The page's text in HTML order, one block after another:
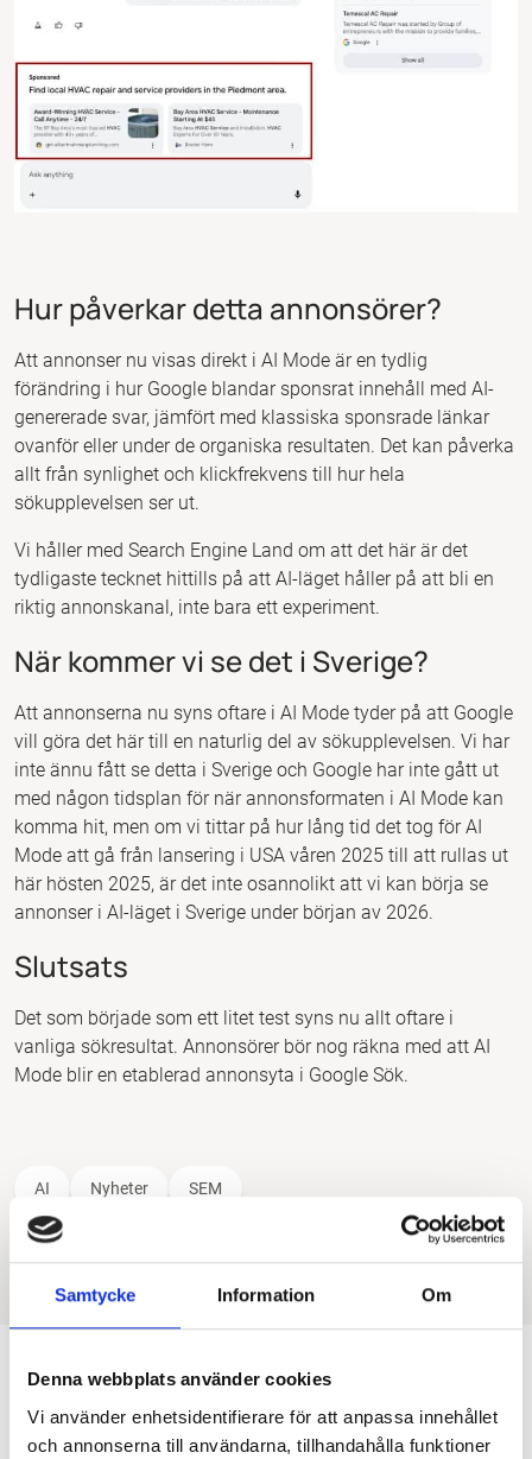
Samtycke Information Om
Denna webbplats använder cookies
Vi använder enhetsidentifierare för att anpassa innehållet
och annonserna till användarna, tillhandahålla funktioner
Hur påverkar detta annonsörer?
Att annonser nu visas direkt i AI Mode är en tydlig
förändring i hur Google blandar sponsrat innehåll med AI-
genererade svar, jämfört med klassiska sponsrade länkar
ovanför eller under de organiska resultaten. Det kan påverka
allt från synlighet och klickfrekvens till hur hela
sökupplevelsen ser ut.
Vi håller med Search Engine Land om att det här är det
tydligaste tecknet hittills på att AI-läget håller på att bli en
riktig annonskanal, inte bara ett experiment.
När kommer vi se det i Sverige?
Att annonserna nu syns oftare i AI Mode tyder på att Google
vill göra det här till en naturlig del av sökupplevelsen. Vi har
inte ännu fått se detta i Sverige och Google har inte gått ut
med någon tidsplan för när annonsformaten i AI Mode kan
komma hit, men om vi tittar på hur lång tid det tog för AI
Mode att gå från lansering i USA våren 2025 till att rullas ut
här hösten 2025, är det inte osannolikt att vi kan börja se
annonser i AI-läget i Sverige under början av 2026.
Slutsats
Det som började som ett litet test syns nu allt oftare i
vanliga sökresultat. Annonsörer bör nog räkna med att AI
Mode blir en etablerad annonsyta i Google Sök.
AI Nyheter SEM
Gillar du artikeln? Låt konfettin flyga! Dela
Astrid Lilja
Sr. SEO Copywriter på Noor